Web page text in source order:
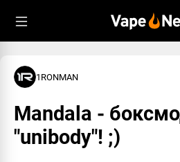
1RONMAN
Mandala -
"unibody"! ;)